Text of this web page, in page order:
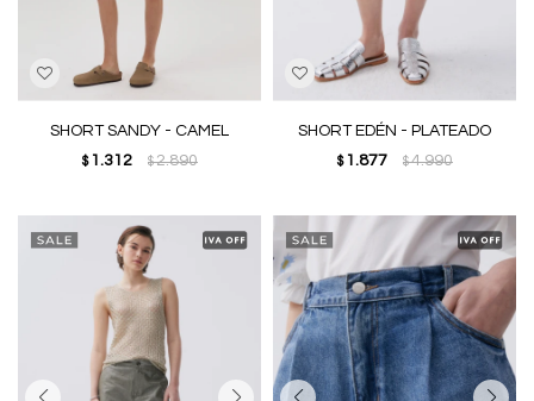
SHORT SANDY - CAMEL
$ 1.312 $2.890
SHORT EDÉN - PLATEADO
$ 1.877 $4.990